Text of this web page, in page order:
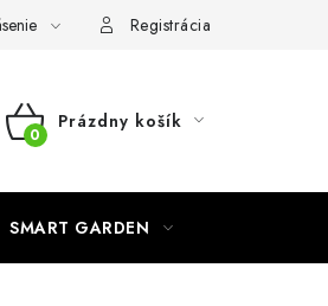
Registrácia
NÁKUPNÝ
Prázdny košík
SMART GARDEN